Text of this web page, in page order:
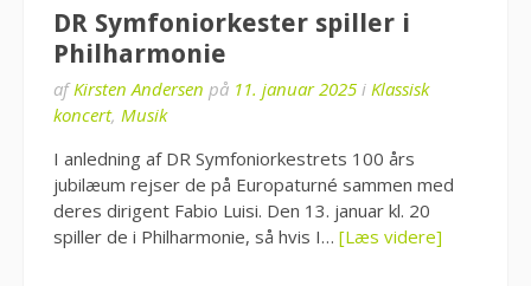
DR Symfoniorkester spiller i
Philharmonie
afKirsten Andersen på 11. januar 2025 i Klassisk
koncert, Musik
I anledning af DR Symfoniorkestrets 100 års
jubilæum rejser de på Europaturné sammen med
deres dirigent Fabio Luisi. Den 13. januar kl. 20
spiller de i Philharmonie, så hvis I… [Læs videre]